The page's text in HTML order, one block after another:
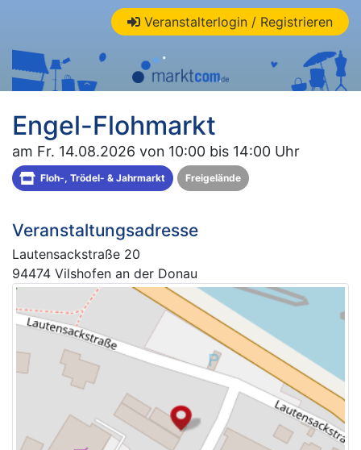
Veranstalterlogin / Registrieren
Engel-Flohmarkt
am Fr. 14.08.2026 von 10:00 bis 14:00 Uhr
Floh-, Trödel- & Jahrmarkt Freigelände
Veranstaltungsadresse
Lautensackstraße 20
94474 Vilshofen an der Donau